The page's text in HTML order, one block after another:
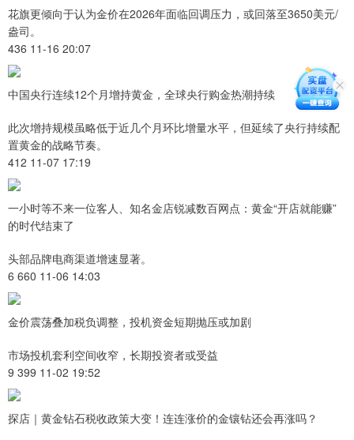
花旗更倾向于认为金价在2026年面临回调压力，或回落至3650美元/
盎司。
436 11-16 20:07
中国央行连续12个月增持黄金，全球央行购金热潮持续
此次增持规模虽略低于近几个月环比增量水平，但延续了央行持续配
置黄金的战略节奏。
412 11-07 17:19
一小时等不来一位客人、知名金店锐减数百网点：黄金“开店就能赚”
的时代结束了
头部品牌电商渠道增速显著。
6 660 11-06 14:03
金价震荡叠加税负调整，投机资金短期抛压或加剧
市场投机套利空间收窄，长期投资者或受益
9 399 11-02 19:52
探店｜黄金钻石税收政策大变！连连涨价的金镶钻还会再涨吗？